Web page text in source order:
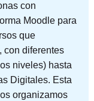
con
Moodle para
que
con diferentes
niveles) hasta
Digitales. Esta
organizamos